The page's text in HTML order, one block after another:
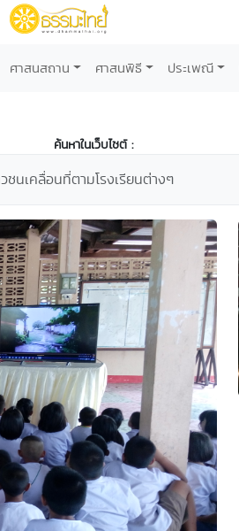
ศาสนสถาน ศาสนพิธี ประเพณี
ค้นหาในเว็บไซต์ :
นเคลื่อนที่ตามโรงเรียนต่างๆ